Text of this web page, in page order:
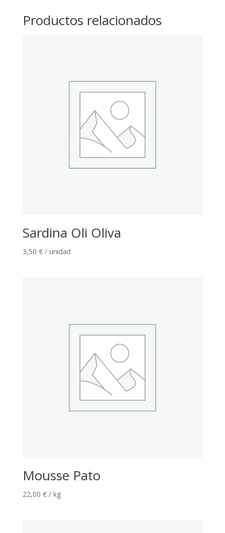
Productos relacionados
Sardina Oli Oliva
3,50 € / unidad
Mousse Pato
22,00 € / kg